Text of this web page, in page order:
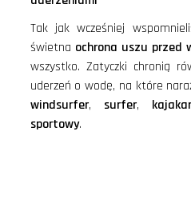
Tak jak wcześniej
świetna ochrona uszu przed
wszystko. Zatyczki chronią
uderzeń o wodę, na które
windsurfer, surfer,
sportowy.